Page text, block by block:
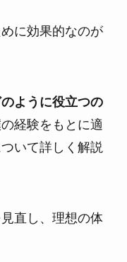
に効果的なのが
ように役立つの
経験をもとに適
いて詳しく解説
直し、理想の体